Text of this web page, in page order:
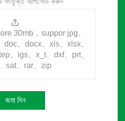
30mb，suppor jpg、
doc、docx、xls、xlsx、
、igs、x_t、dxf、prt、
sat、rar、zip
জমা দিন